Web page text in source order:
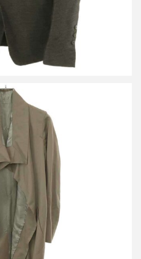
ドロングコート RO1702
14,400円
見る